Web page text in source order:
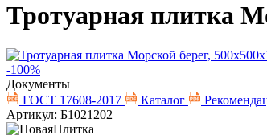
Тротуарная плитка
-100%
Документы
ГОСТ 17608-2017
Каталог
Артикул: Б1021202